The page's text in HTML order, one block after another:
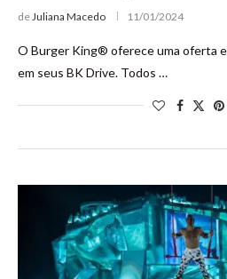
deJuliana Macedo 11/01/2024
O Burger King® oferece uma oferta
em seus BK Drive. Todos …